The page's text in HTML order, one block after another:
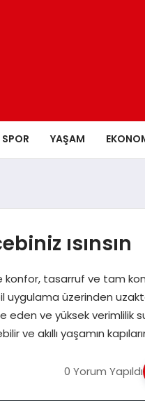
SPOR YAŞAM
ısınsın
konfor, tasarruf ve tam
uygulama üzerinden
eden ve yüksek verimlilik
akıllı yaşamın
0 Yorum Yapıldı